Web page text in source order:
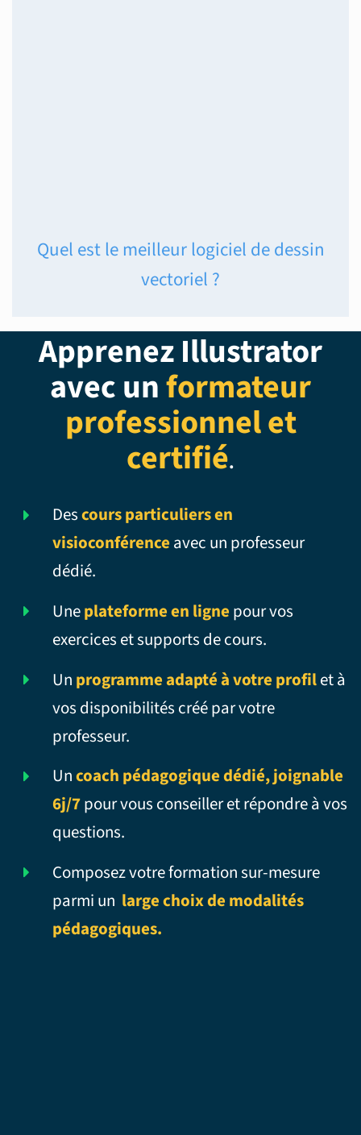
Quel est le meilleur logiciel de dessin
vectoriel ?
Apprenez Illustrator
avec unformateur
professionnel et
certifié.
Descours particuliers en
visioconférence avec un professeur
dédié.
Uneplateforme en ligne pour vos
exercices et supports de cours.
Un programme adapté à votre profilet à
vos disponibilités créé par votre
professeur.
Uncoach pédagogique dédié, joignable
6j/7pour vous conseiller et répondre à vos
questions.
Composez votre formation sur-mesure
parmi un large choix de modalités
pédagogiques.